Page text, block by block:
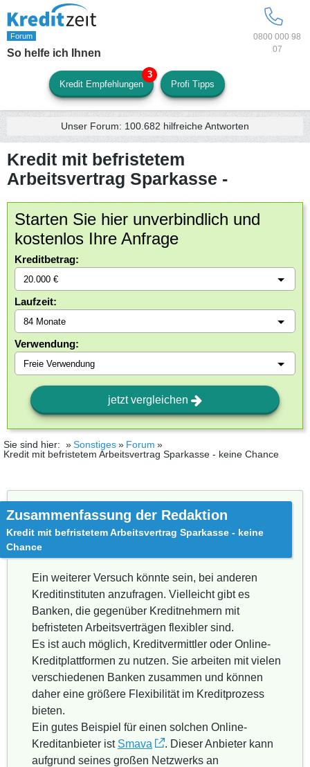
0800 000 98
07
So helfe ich Ihnen
Kredit Empfehlungen Profi Tipps
Unser Forum: 100.682 hilfreiche Antworten
Kredit mit befristetem
Arbeitsvertrag Sparkasse -
Starten Sie hier unverbindlich und
kostenlos Ihre Anfrage
Kreditbetrag:
Laufzeit:
Verwendung:
jetzt vergleichen
Sie sind hier: Sonstiges
Forum
Kredit mit befristetem Arbeitsvertrag Sparkasse - keine Chance
Zusammenfassung der Redaktion
Kredit mit befristetem Arbeitsvertrag Sparkasse - keine
Chance
Ein weiterer Versuch könnte sein, bei anderen
Kreditinstituten anzufragen. Vielleicht gibt es
Banken, die gegenüber Kreditnehmern mit
befristeten Arbeitsverträgen flexibler sind.
Es ist auch möglich, Kreditvermittler oder Online-
Kreditplattformen zu nutzen. Sie arbeiten mit vielen
verschiedenen Banken zusammen und können
daher eine größere Flexibilität im Kreditprozess
bieten.
Ein gutes Beispiel für einen solchen Online-
Kreditanbieter ist Smava
. Dieser Anbieter kann
aufgrund seines großen Netzwerks an